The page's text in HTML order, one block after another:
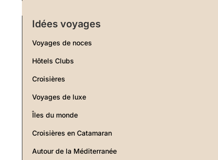
Idées voyages
Voyages de noces
Hôtels Clubs
Croisières
Voyages de luxe
Îles du monde
Croisières en Catamaran
Autour de la Méditerranée